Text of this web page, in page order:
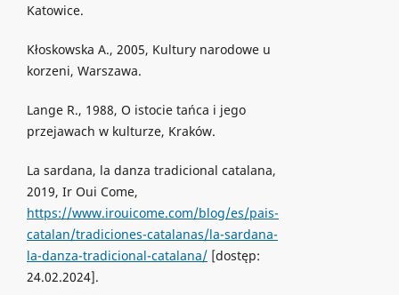
Katowice.
Kłoskowska A., 2005, Kultury narodowe u
korzeni, Warszawa.
Lange R., 1988, O istocie tańca i jego
przejawach w kulturze, Kraków.
La sardana, la danza tradicional catalana,
2019, Ir Oui Come,
https://www.irouicome.com/blog/es/pais-
catalan/tradiciones-catalanas/la-sardana-
la-danza-tradicional-catalana/[dostęp:
24.02.2024].